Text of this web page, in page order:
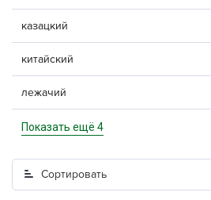
казацкий
китайский
лежачий
обыкновенный
пфитзериана
скальный
Показать ещё 4
Сортировать